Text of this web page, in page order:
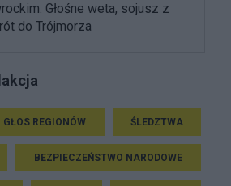
Głośne weta, sojusz z
do Trójmorza
GŁOS REGIONÓW ŚLEDZTWA
BEZPIECZEŃSTWO NARODOWE